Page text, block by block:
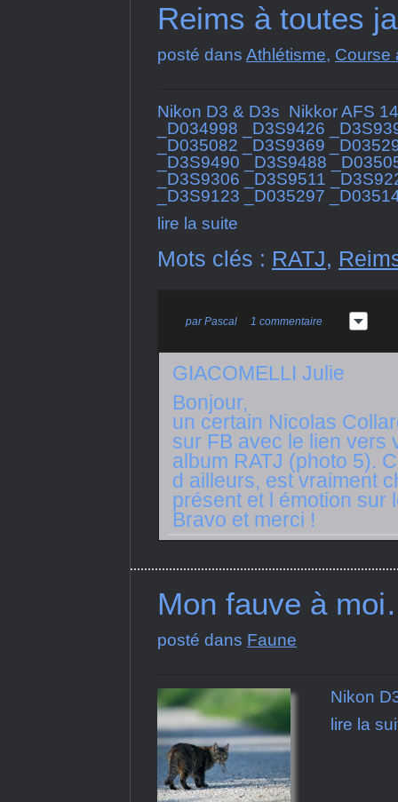
Reims à toutes
posté dans Athlétisme, Course
Nikon D3 & D3s Nikkor AFS
_D034998 _D3S9426
_D035082 _D3S9369
_D3S9490 _D3S9488
_D3S9306 _D3S9511
_D3S9123 _D035297
lire la suite
Mots clés : RATJ,
parPascal 1 commentaire
GIACOMELLI Julie
Bonjour,
un certain Nicolas
sur FB avec le lien vers
album RATJ (photo 5).
d ailleurs, est vraiment
présent et l émotion sur
Bravo et merci !
Mon fauve à
posté dans Faune
Nikon
lire la